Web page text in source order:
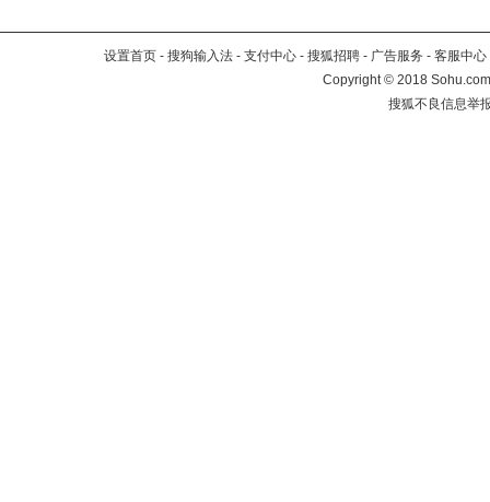
设置首页 - 搜狗输入法 - 支付中心 - 搜狐招聘 - 广告服务 - 客服中心
Copyright©2018
搜狐不良信息举